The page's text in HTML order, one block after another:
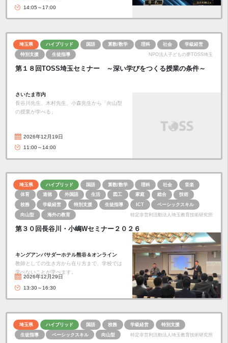
14:05～17:00
埼玉県 ハイブリッド 国語 算数/数学 理科 社会
学級経営
特別支援
生徒指導 NPO法人子どもの夢TOSS埼玉
第１８回TOSS埼玉セミナー ～深い学びをつくる授業の条件～
さいたま市内
長谷川先生、木村先生、小森先生から「向山型
の授業が学べる」
2026年12月19日
11:00～14:00
埼玉県 ハイブリッド 国語 算数/数学 理科 社会
音楽
体育
道徳 外国語 生活 図工 家庭 総合
技術
校務
学級経営 特別支援 生徒指導 ICT
ベーシックスキル
向山型
海外の教育 特定非営利活動法人埼玉教育技術研究所
第３０回長谷川・小嶋Wセミナー２０２６
キングアンバサダーホテル熊谷＆オンライン
教師としての生き方から在り方まで、学校では
学べないことが学べます。
2026年12月29日
13:30～16:30
埼玉県 ハイブリッド 国語 校務 学級経営
特別支援
生徒指導
ベーシックスキル 向山型 特定非営利活動法人埼玉教育技術研究所